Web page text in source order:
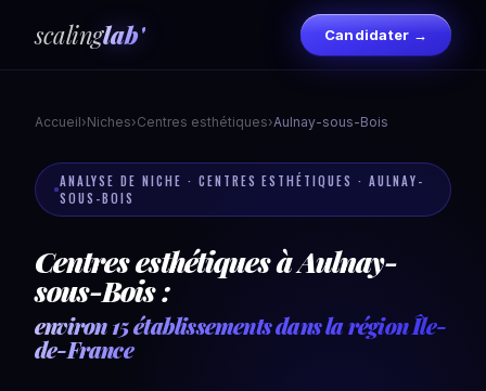
scalinglab' Candidater →
Accueil›Niches›Centres esthétiques›Aulnay-sous-Bois
ANALYSE DE NICHE · CENTRES ESTHÉTIQUES · AULNAY-
SOUS-BOIS
Centres esthétiques à Aulnay-
sous-Bois :
environ 15 établissements dans la région Île-
de-France